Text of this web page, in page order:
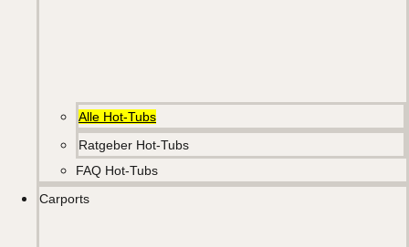
Alle Hot-Tubs
Ratgeber Hot-Tubs
FAQ Hot-Tubs
Carports